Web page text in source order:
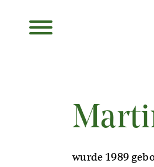
wurde 1989